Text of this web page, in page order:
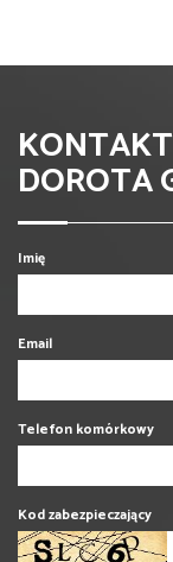
DOROTA
Imię
Email
Telefon komórkowy
Kod zabezpieczający